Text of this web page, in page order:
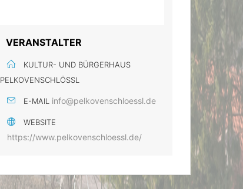
VERANSTALTER
KULTUR- UND BÜRGERHAUS
PELKOVENSCHLÖSSL
E-MAIL info@pelkovenschloessl.de
WEBSITE
https://www.pelkovenschloessl.de/